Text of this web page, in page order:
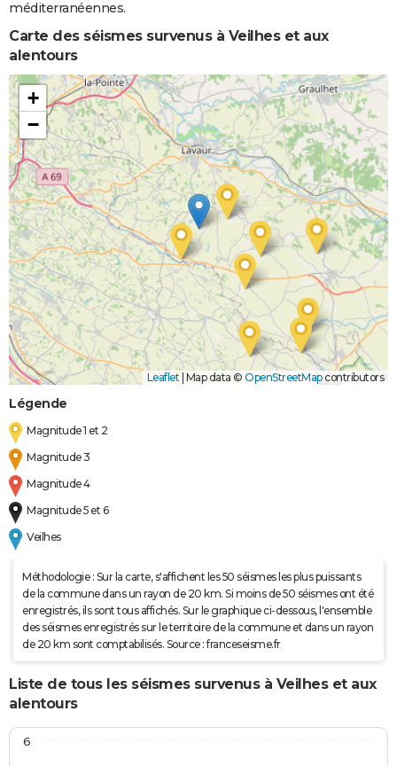
méditerranéennes.
Carte des séismes survenus à Veilhes et aux
alentours
+
−
Leaflet | Map data © OpenStreetMapcontributors
Légende
Magnitude 1 et 2
Magnitude 3
Magnitude 4
Magnitude 5 et 6
Veilhes
Méthodologie : Sur la carte, s'affichent les 50 séismes les plus puissants
de la commune dans un rayon de 20 km. Si moins de 50 séismes ont été
enregistrés, ils sont tous affichés. Sur le graphique ci-dessous, l'ensemble
des séismes enregistrés sur le territoire de la commune et dans un rayon
de 20 km sont comptabilisés. Source : franceseisme.fr
Liste de tous les séismes survenus à Veilhes et aux
alentours
6